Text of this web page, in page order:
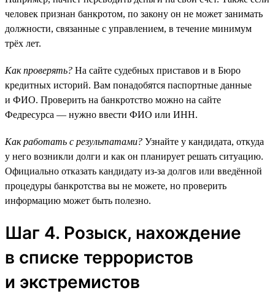
человек признан банкротом, по закону он не может занимать
должности, связанные с управлением, в течение минимум
трёх лет.
Как проверять? На сайте судебных приставов и в Бюро
кредитных историй. Вам понадобятся паспортные данные
и ФИО. Проверить на банкротство можно на сайте
Федресурса — нужно ввести ФИО или ИНН.
Как работать с результатами? Узнайте у кандидата, откуда
у него возникли долги и как он планирует решать ситуацию.
Официально отказать кандидату из-за долгов или введённой
процедуры банкротства вы не можете, но проверить
информацию может быть полезно.
Шаг 4. Розыск, нахождение
в списке террористов
и экстремистов